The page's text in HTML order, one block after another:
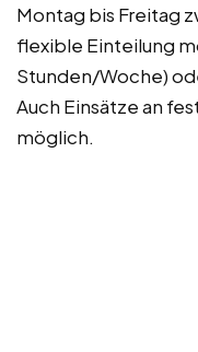
Montag bis Freitag
flexible Einteilung
Stunden/Woche)
Auch Einsätze an
möglich.